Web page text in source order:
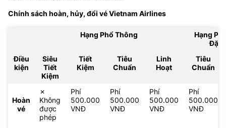
Chính sách hoàn, hủy, đổi véVietnam Airlines
Hạng Phổ Thông
Hạng
Đặc
Điều
kiện
Siêu
Tiết
Kiệm
Tiết
Kiệm
Tiêu
Chuẩn
Linh
Hoạt
Tiêu
Chuẩn
Hoàn
vé
✗
Không
được
phép
Phí
500.000
VNĐ
Phí
500.000
VNĐ
Phí
500.000
VNĐ
Phí
500.000
VNĐ